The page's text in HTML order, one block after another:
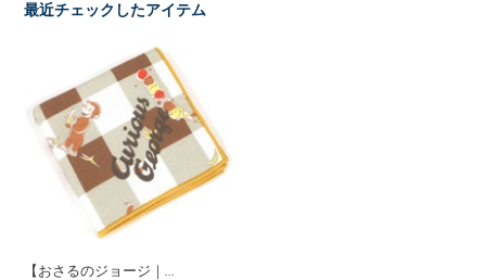
最近チェックしたアイテム
【おさるのジョージ｜...